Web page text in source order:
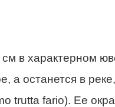
в характерном
а останется в
trutta fario). Ее